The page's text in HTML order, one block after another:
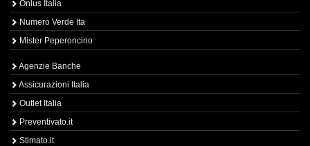
Onlus Italia
Numero Verde Ita
Mister Peperoncino
Agenzie Banche
Assicurazioni Italia
Outlet Italia
Preventivato.it
Stimato.it